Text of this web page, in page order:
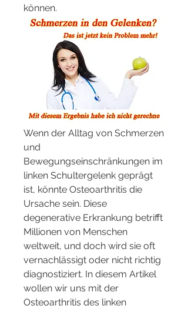
können.
Wenn der Alltag von Schmerzen
und
Bewegungseinschränkungen im
linken Schultergelenk geprägt
ist, könnte Osteoarthritis die
Ursache sein. Diese
degenerative Erkrankung betrifft
Millionen von Menschen
weltweit, und doch wird sie oft
vernachlässigt oder nicht richtig
diagnostiziert. In diesem Artikel
wollen wir uns mit der
Osteoarthritis des linken